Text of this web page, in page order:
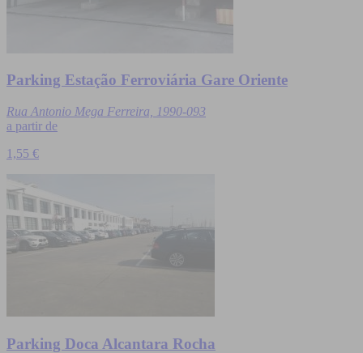
Parking Estação Ferroviária Gare Oriente
Rua Antonio Mega Ferreira, 1990-093
a partir de
1,55 €
Parking Doca Alcantara Rocha